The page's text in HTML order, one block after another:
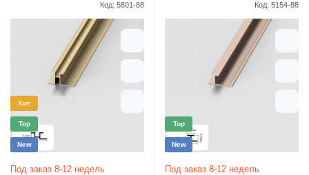
Код: 5801-88
Хит
Top
New
Под заказ 8-12 недель
Код: 5154-88
Top
New
Под заказ 8-12 недель